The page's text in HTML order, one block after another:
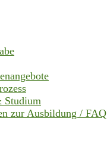
Studium
zur Ausbildung / FAQ